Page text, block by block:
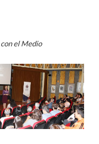
el Medio